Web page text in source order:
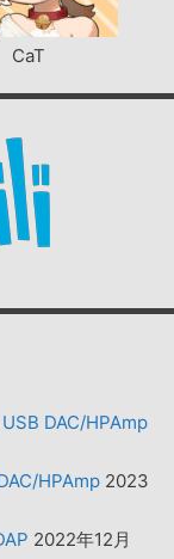
CaT
DAC/HPAmp
HPAmp 2023
2022年12月